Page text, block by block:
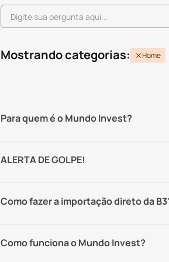
Mostrando categorias: Home
Para quem é o Mundo Invest?
ALERTA DE GOLPE!
Como fazer a importação direto da
Como funciona o Mundo Invest?